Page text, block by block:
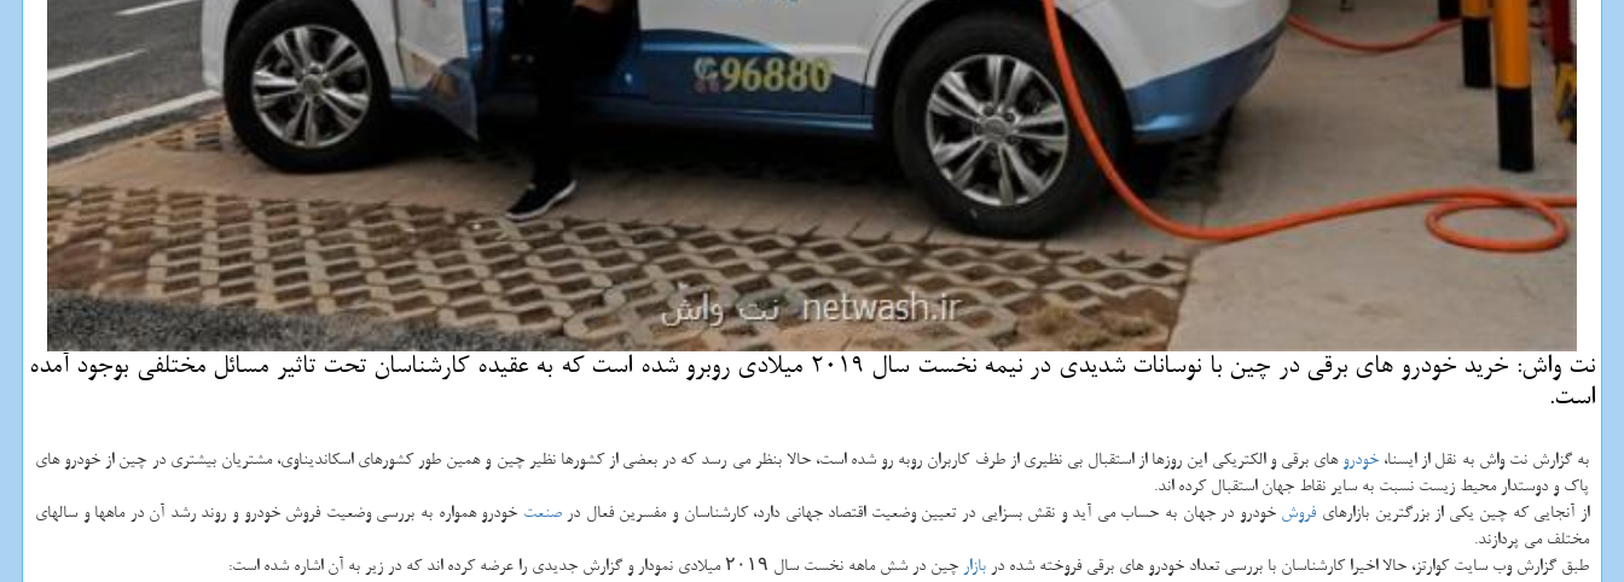
نت واش: خرید خودرو های برقی در چین با نوسانات شدیدی در نیمه نخست سال 2019 میلادی روبرو شده است كه به عقیده كارشناسان تحت تاثیر مسائل مختلفی بوجود آمده
است.
به گزارش نت واش به نقل از ایسنا، خودروهای برقی و الكتریكی این روزها از استقبال بی نظیری از طرف كاربران روبه رو شده است، حالا بنظر می رسد كه در بعضی از كشورها نظیر چین و همین طور كشورهای اسكاندیناوی، مشتریان بیشتری در چین از خودرو های
پاك و دوستدار محیط زیست نسبت به سایر نقاط جهان استقبال كرده اند.
از آنجایی كه چین یكی از بزرگترین بازارهای فروش خودرو در جهان به حساب می آید و نقش بسزایی در تعیین وضعیت اقتصاد جهانی دارد، كارشناسان و مفسرین فعال درصنعت خودرو همواره به بررسی وضعیت فروش خودرو و روند رشد آن در ماهها و سالهای
مختلف می پردازند.
طبق گزارش وب سایت كوارتز، حالا اخیرا كارشناسان با بررسی تعداد خودرو های برقی فروخته شده در بازار چین در شش ماهه نخست سال ۲۰۱۹ میلادی نمودار و گزارش جدیدی را عرضه كرده اند كه در زیر به آن اشاره شده است: